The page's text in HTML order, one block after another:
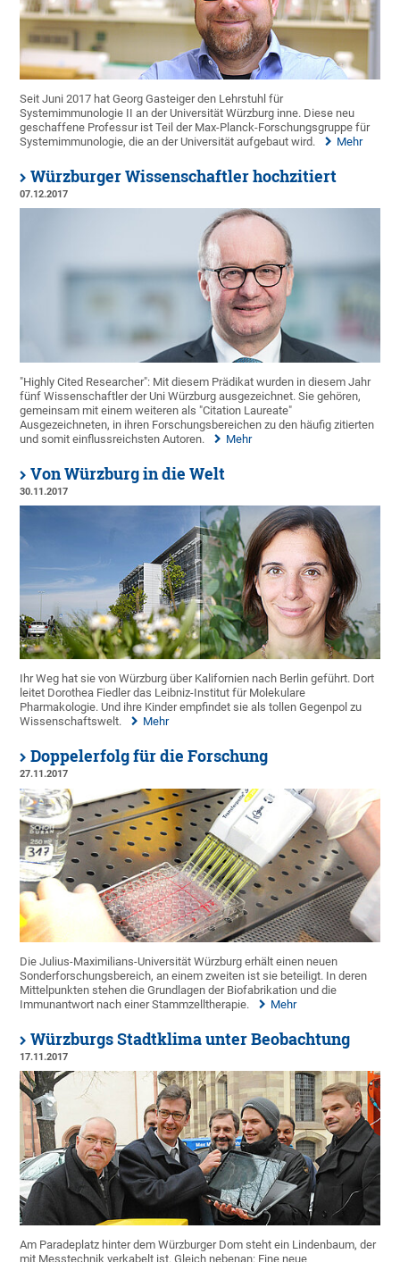
Seit Juni 2017 hat Georg Gasteiger den Lehrstuhl für
Systemimmunologie II an der Universität Würzburg inne. Diese neu
geschaffene Professur ist Teil der Max-Planck-Forschungsgruppe für
Systemimmunologie, die an der Universität aufgebaut wird.
Mehr
Würzburger Wissenschaftler hochzitiert
07.12.2017
"Highly Cited Researcher": Mit diesem Prädikat wurden in diesem Jahr
fünf Wissenschaftler der Uni Würzburg ausgezeichnet. Sie gehören,
gemeinsam mit einem weiteren als "Citation Laureate"
Ausgezeichneten, in ihren Forschungsbereichen zu den häufig zitierten
und somit einflussreichsten Autoren.
Mehr
Von Würzburg in die Welt
30.11.2017
Ihr Weg hat sie von Würzburg über Kalifornien nach Berlin geführt. Dort
leitet Dorothea Fiedler das Leibniz-Institut für Molekulare
Pharmakologie. Und ihre Kinder empfindet sie als tollen Gegenpol zu
Wissenschaftswelt.
Mehr
Doppelerfolg für die Forschung
27.11.2017
Die Julius-Maximilians-Universität Würzburg erhält einen neuen
Sonderforschungsbereich, an einem zweiten ist sie beteiligt. In deren
Mittelpunkten stehen die Grundlagen der Biofabrikation und die
Immunantwort nach einer Stammzelltherapie.
Mehr
Würzburgs Stadtklima unter Beobachtung
17.11.2017
Am Paradeplatz hinter dem Würzburger Dom steht ein Lindenbaum, der
mit Messtechnik verkabelt ist. Gleich nebenan: Eine neue